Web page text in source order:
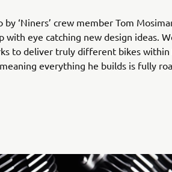
‘Niners’ crew member Tom
with eye catching new design ideas.
to deliver truly different bikes
everything he builds is fully